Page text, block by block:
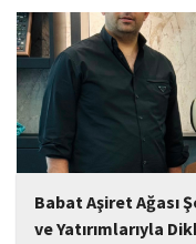
yanında olacağız.
da güçlendirecek
Babat Aşiret Ağası
ve Yatırımlarıyla